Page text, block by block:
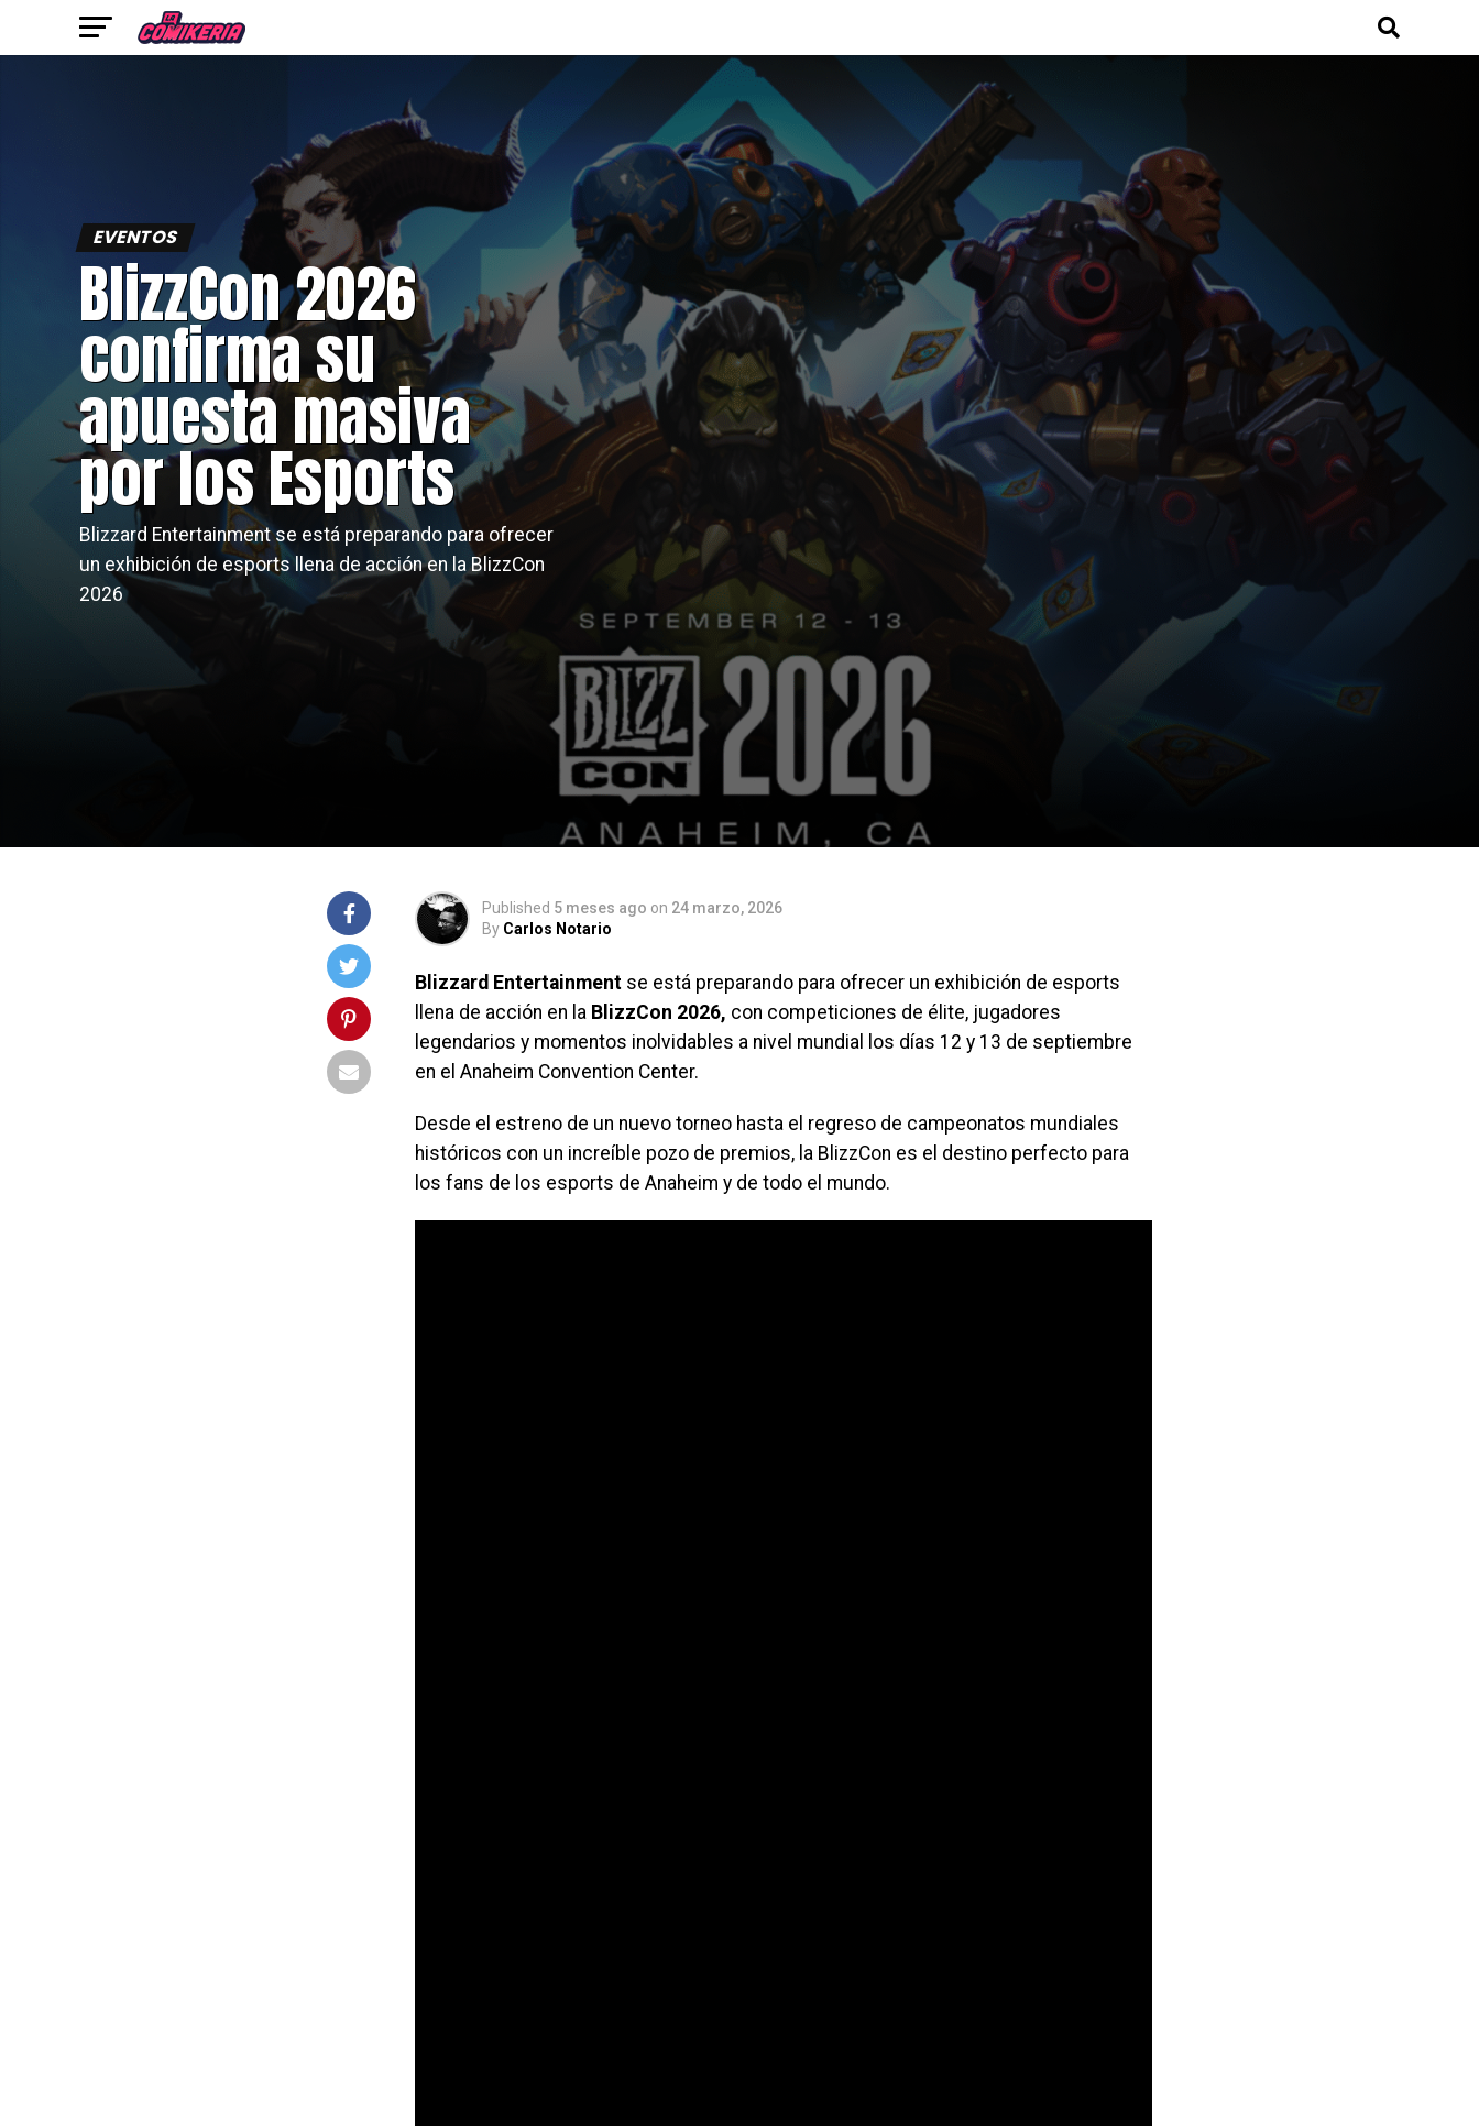
EVENTOS
BlizzCon 2026
confirma su
apuesta masiva
por los Esports
Blizzard Entertainment se está preparando para ofrecer
un exhibición de esports llena de acción en la BlizzCon
2026
Published 5 meses ago on 24 marzo, 2026
By Carlos Notario
Blizzard Entertainment se está preparando para ofrecer un exhibición de esports
llena de acción en la BlizzCon 2026, con competiciones de élite, jugadores
legendarios y momentos inolvidables a nivel mundial los días 12 y 13 de septiembre
en el Anaheim Convention Center.
Desde el estreno de un nuevo torneo hasta el regreso de campeonatos mundiales
históricos con un increíble pozo de premios, la BlizzCon es el destino perfecto para
los fans de los esports de Anaheim y de todo el mundo.